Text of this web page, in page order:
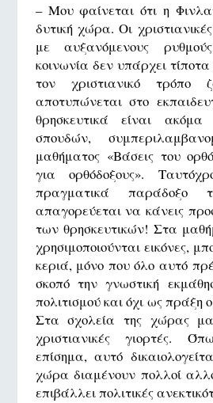
– Μου φαίνεται ότι η
δυτική χώρα. Οι
με αυξανόμενους
κοινωνία δεν υπάρχει
τον χριστιανικό
αποτυπώνεται στο
θρησκευτικά είναι
σπουδών,
μαθήματος «Βάσεις του
για ορθόδοξους».
πραγματικά παράδοξο
απαγορεύεται να κάνεις
των θρησκευτικών! Στα
χρησιμοποιούνται εικόνες,
κεριά, μόνο που όλο αυτό
σκοπό την γνωστική
πολιτισμού και όχι ως πράξη
Στα σχολεία της χώρας
χριστιανικές γιορτές.
επίσημα, αυτό
χώρα διαμένουν πολλοί
επιβάλλει πολιτικές